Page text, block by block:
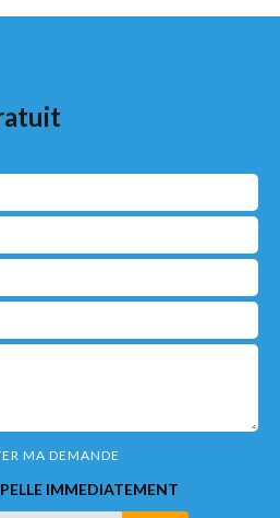
IMMEDIATEMENT